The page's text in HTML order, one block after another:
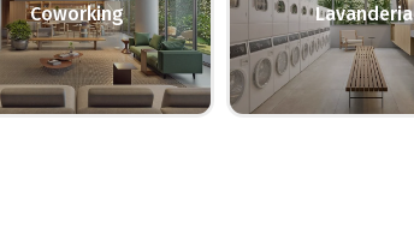
Coworking Lavanderia